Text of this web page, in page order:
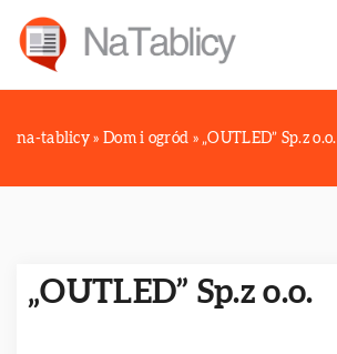
na-tablicy » Dom i ogród » „OUTLED” Sp.z o.o.
„OUTLED” Sp.z o.o.